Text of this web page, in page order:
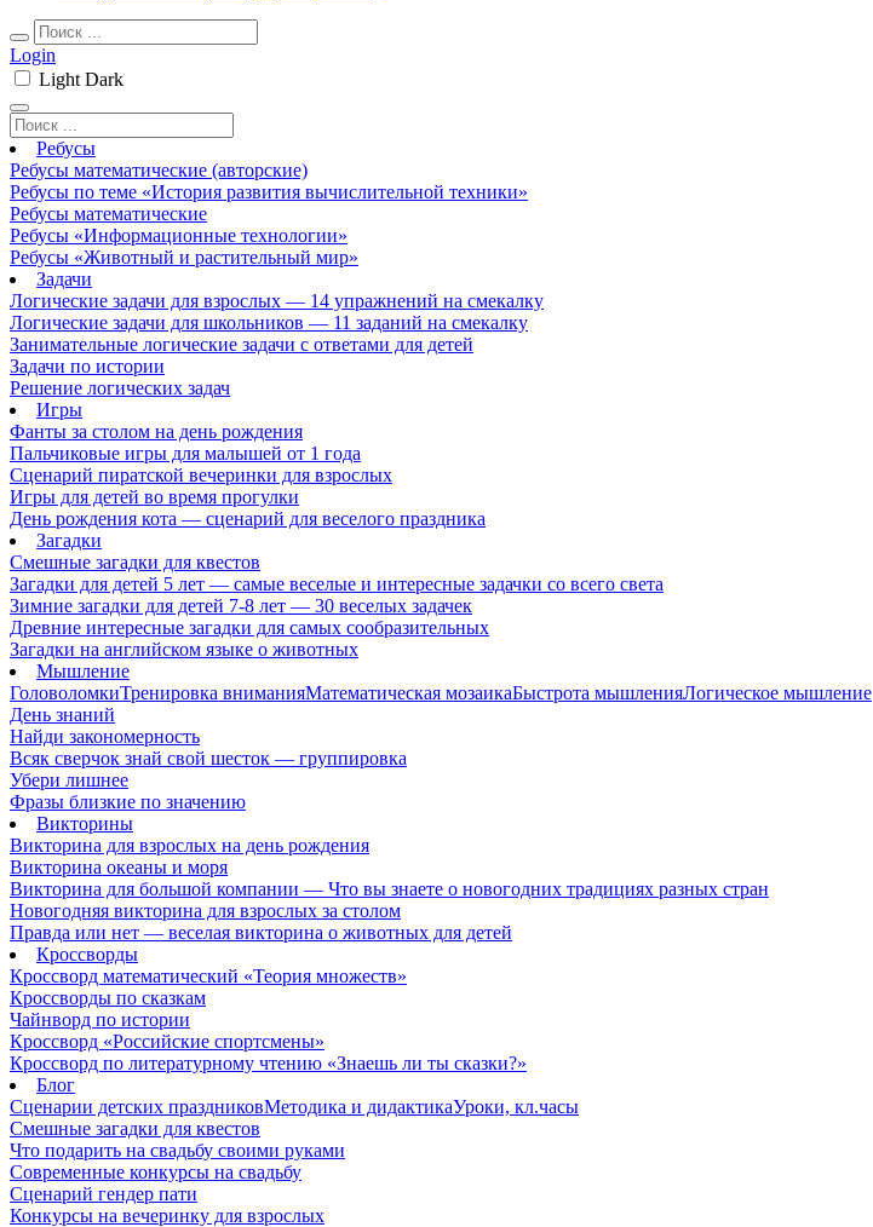
Login
Light Dark
Ребусы
Ребусы математические (авторские)
Ребусы по теме «История развития вычислительной техники»
Ребусы математические
Ребусы «Информационные технологии»
Ребусы «Животный и растительный мир»
Задачи
Логические задачи для взрослых — 14 упражнений на смекалку
Логические задачи для школьников — 11 заданий на смекалку
Занимательные логические задачи с ответами для детей
Задачи по истории
Решение логических задач
Игры
Фанты за столом на день рождения
Пальчиковые игры для малышей от 1 года
Сценарий пиратской вечеринки для взрослых
Игры для детей во время прогулки
День рождения кота — сценарий для веселого праздника
Загадки
Смешные загадки для квестов
Загадки для детей 5 лет — самые веселые и интересные задачки со всего света
Зимние загадки для детей 7-8 лет — 30 веселых задачек
Древние интересные загадки для самых сообразительных
Загадки на английском языке о животных
Мышление
ГоловоломкиТренировка вниманияМатематическая мозаикаБыстрота мышленияЛогическое мышление
День знаний
Найди закономерность
Всяк сверчок знай свой шесток — группировка
Убери лишнее
Фразы близкие по значению
Викторины
Викторина для взрослых на день рождения
Викторина океаны и моря
Викторина для большой компании — Что вы знаете о новогодних традициях разных стран
Новогодняя викторина для взрослых за столом
Правда или нет — веселая викторина о животных для детей
Кроссворды
Кроссворд математический «Теория множеств»
Кроссворды по сказкам
Чайнворд по истории
Кроссворд «Российские спортсмены»
Кроссворд по литературному чтению «Знаешь ли ты сказки?»
Блог
Сценарии детских праздниковМетодика и дидактикаУроки, кл.часы
Смешные загадки для квестов
Что подарить на свадьбу своими руками
Современные конкурсы на свадьбу
Сценарий гендер пати
Конкурсы на вечеринку для взрослых